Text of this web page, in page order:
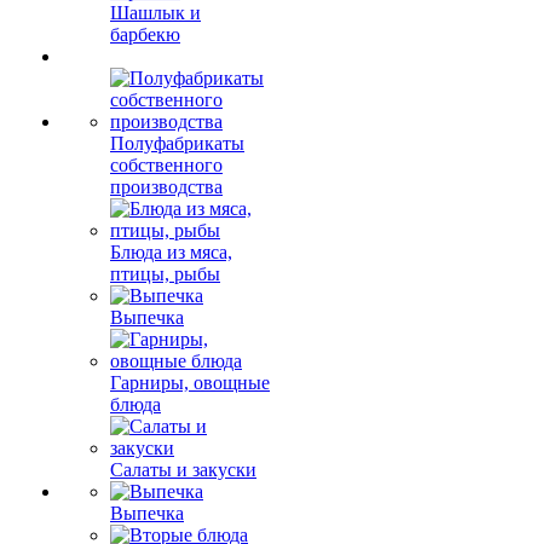
Шашлык и
барбекю
Полуфабрикаты
собственного
производства
Блюда из мяса,
птицы, рыбы
Выпечка
Гарниры, овощные
блюда
Салаты и закуски
Выпечка